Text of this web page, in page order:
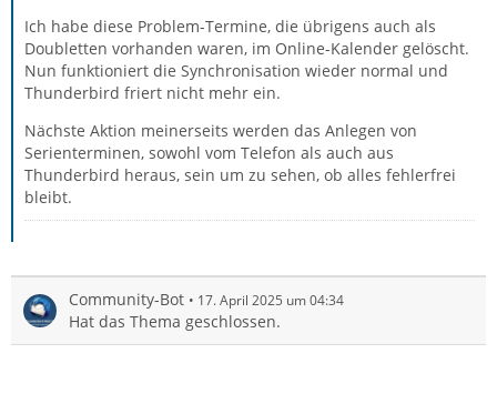
Ich habe diese Problem-Termine, die übrigens auch als
Doubletten vorhanden waren, im Online-Kalender gelöscht.
Nun funktioniert die Synchronisation wieder normal und
Thunderbird friert nicht mehr ein.
Nächste Aktion meinerseits werden das Anlegen von
Serienterminen, sowohl vom Telefon als auch aus
Thunderbird heraus, sein um zu sehen, ob alles fehlerfrei
bleibt.
Community-Bot 17. April 2025 um 04:34
Hat das Thema geschlossen.